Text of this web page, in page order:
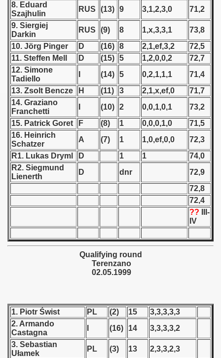
8. Eduard
Szajhulin
RUS (13) 9 3,1,2,3,0
71,2
9. Siergiej
Darkin
RUS (9) 8 1,x,3,3,1
73,8
10. Jörg Pinger
D (16) 8 2,1,ef,3,2
72,5
11. Steffen Mell
D (15) 5 1,2,0,0,2
72,7
12. Simone
Tadiello
(14) 5 0,2,1,1,1
71,4
13. Zsolt Bencze
H (11) 3 2,1,x,ef,0
71,7
14. Graziano
Franchetti
(10) 2 0,0,1,0,1
73,2
15. Patrick Goret
F (8) 1 0,0,0,1,0
71,5
16. Heinrich
Schatzer
A (7) 1 1,0,ef,0,0
72,3
R1. Lukas Dryml
D 1 1
74,0
R2. Siegmund
Lienerth
D dnr
72,9
72,8
72,4
?? III-
IV
Qualifying round
Terenzano
02.05.1999
1. Piotr Świst PL (2) 15
3,3,3,3,3
2. Armando
Castagna
(16) 14
3,3,3,3,2
3. Sebastian
Ułamek
PL (3) 13
2,3,3,2,3
1946
- 1952
- 1955
- 1958
- 1959
- 1960